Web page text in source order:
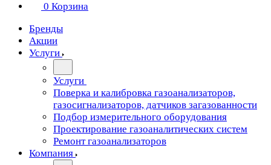
0 Корзина
Бренды
Акции
Услуги
Услуги
Поверка и калибровка газоанализаторов,
газосигнализаторов, датчиков загазованности
Подбор измерительного оборудования
Проектирование газоаналитических систем
Ремонт газоанализаторов
Компания